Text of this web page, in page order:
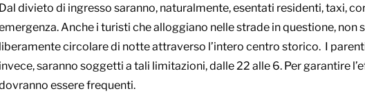
Dal divieto di ingresso saranno, naturalmente, esentati residenti, taxi,
Anche i turisti che alloggiano nelle strade in questione,
liberamente circolare di notte attraverso l’intero centro storico. I
invece, saranno soggetti a tali limitazioni, dalle 22 alle 6. Per garantire
essere frequenti.